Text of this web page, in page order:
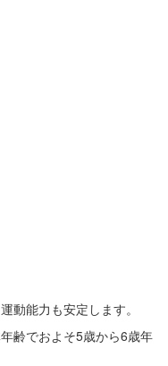
動能力も安定します。
齢でおよそ5歳から6歳年